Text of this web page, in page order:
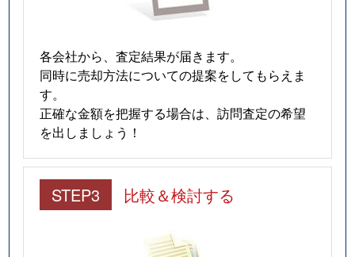
各会社から、査定結果が届きます。
同時に売却方法についての提案をしてもらえま
す。
正確な金額を把握する場合は、訪問査定の希望
を出しましょう！
STEP3 比較＆検討する